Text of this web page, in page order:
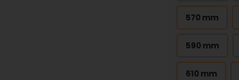
570 mm
590 mm
610 mm